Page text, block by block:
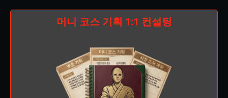
머니 코스 기획 1:1 컨설팅